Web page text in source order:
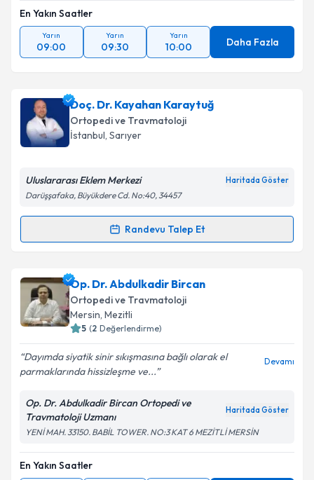
En Yakın Saatler
Yarın
09:00
Yarın
09:30
Yarın
10:00 Daha Fazla
Doç. Dr. Kayahan Karaytuğ
Ortopedi ve Travmatoloji
İstanbul, Sarıyer
Uluslararası Eklem Merkezi
Darüşşafaka, Büyükdere Cd. No:40, 34457
Randevu Talep Et
Randevu Takvimi Talebi
Doç. Dr. Kayahan Karaytuğiçin randevu takvimi
talebi oluşturun. Size bu uzmandan randevu almanız
için bir takvim hazırlandığında e-posta ile
bilgilendireceğiz.
E-posta Adresiniz
Kişisel verilerimin işlenmesine ilişkin Aydınlatma
Op. Dr. Abdulkadir Bircan
Ortopedi ve Travmatoloji
Mersin,Mezitli
( Değerlendirme)
Dayımda siyatik sinir sıkışmasına bağlı olarak el
parmaklarında hissizleşme ve...
Op. Dr. Abdulkadir Bircan Ortopedi ve
Travmatoloji Uzmanı
En Yakın Saatler